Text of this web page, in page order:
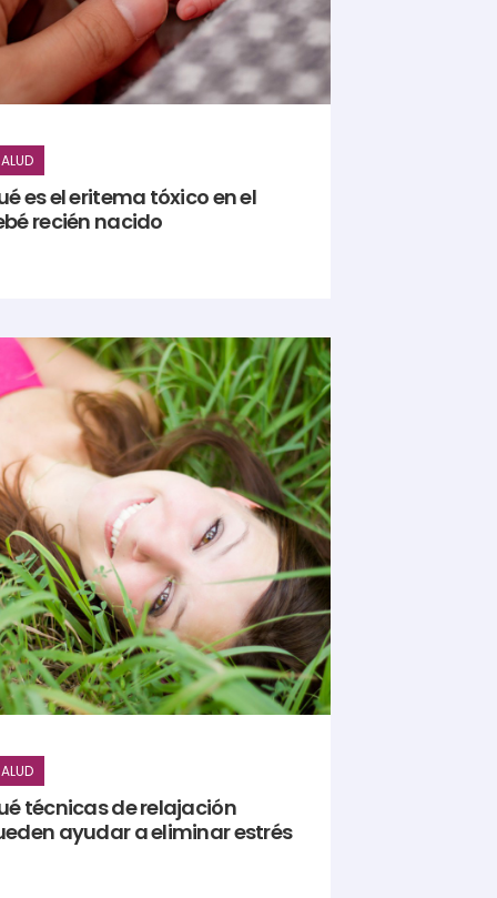
es el eritema tóxico en el
recién nacido
técnicas de relajación
ayudar a eliminar estrés